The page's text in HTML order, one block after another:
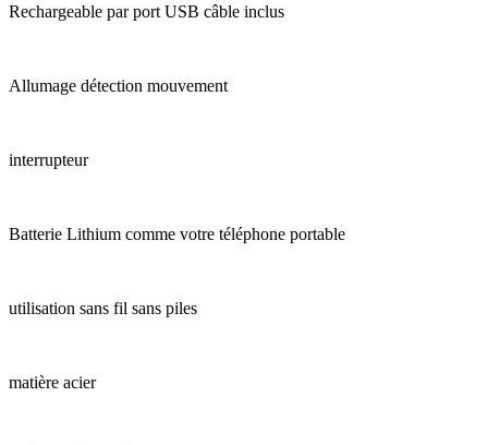
Rechargeable par port USB câble inclus
Allumage détection mouvement
interrupteur
Batterie Lithium comme votre téléphone portable
utilisation sans fil sans piles
matière acier